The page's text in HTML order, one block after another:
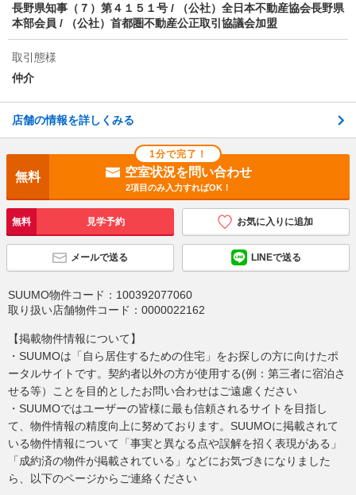
長野県知事（７）第４１５１号 / （公社）全日本不動産協会長野県
本部会員 / （公社）首都圏不動産公正取引協議会加盟
取引態様
仲介
店舗の情報を詳しくみる
1分で完了！
無料 空室状況を問い合わせ
2項目のみ入力すればOK！
無料 見学予約 お気に入りに追加
メールで送る LINEで送る
SUUMO物件コード： 100392077060
取り扱い店舗物件コード： 0000022162
【掲載物件情報について】
・SUUMOは「自ら居住するための住宅」をお探しの方に向けたポ
ータルサイトです。契約者以外の方が使用する(例：第三者に宿泊さ
せる等）ことを目的としたお問い合わせはご遠慮ください
・SUUMOではユーザーの皆様に最も信頼されるサイトを目指し
て、物件情報の精度向上に努めております。SUUMOに掲載されて
いる物件情報について「事実と異なる点や誤解を招く表現がある」
「成約済の物件が掲載されている」などにお気づきになりました
ら、以下のページからご連絡ください